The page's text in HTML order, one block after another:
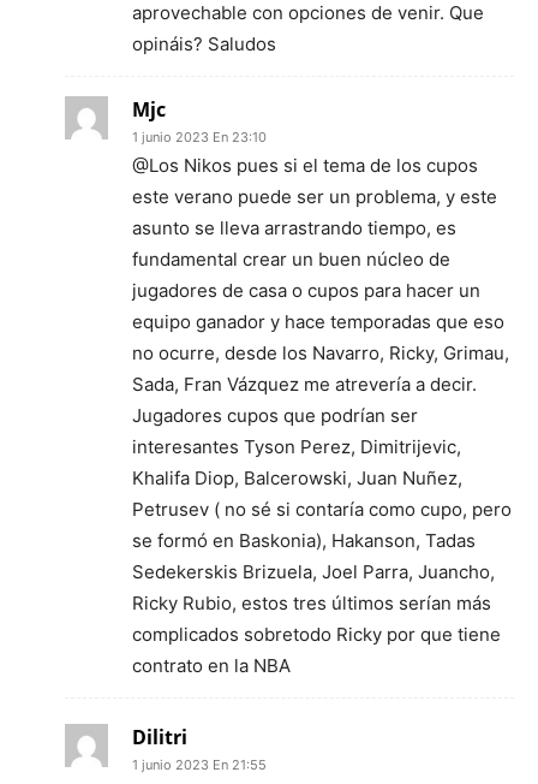
aprovechable con opciones de venir. Que
opináis? Saludos
Mjc
1 junio 2023 En 23:10
@Los Nikos pues si el tema de los cupos
este verano puede ser un problema, y este
asunto se lleva arrastrando tiempo, es
fundamental crear un buen núcleo de
jugadores de casa o cupos para hacer un
equipo ganador y hace temporadas que eso
no ocurre, desde los Navarro, Ricky, Grimau,
Sada, Fran Vázquez me atrevería a decir.
Jugadores cupos que podrían ser
interesantes Tyson Perez, Dimitrijevic,
Khalifa Diop, Balcerowski, Juan Nuñez,
Petrusev ( no sé si contaría como cupo, pero
se formó en Baskonia), Hakanson, Tadas
Sedekerskis Brizuela, Joel Parra, Juancho,
Ricky Rubio, estos tres últimos serían más
complicados sobretodo Ricky por que tiene
contrato en la NBA
Dilitri
1 junio 2023 En 21:55